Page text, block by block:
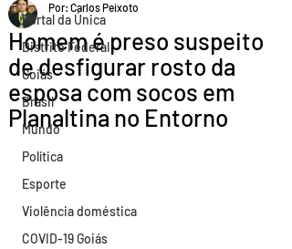
Portal da Única
Distrito Federal
Goiás
Brasil
Mundo
Política
Esporte
Violência doméstica
COVID-19 Goiás
Homem é preso suspeito
de desfigurar rosto da
esposa com socos em
Planaltina no Entorno
Por: Carlos Peixoto